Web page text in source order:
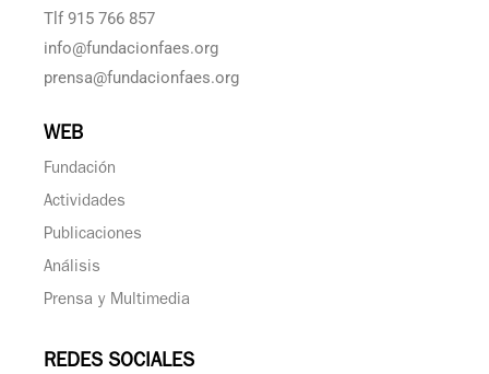
Tlf 915 766 857
info@fundacionfaes.org
prensa@fundacionfaes.org
WEB
Fundación
Actividades
Publicaciones
Análisis
Prensa y Multimedia
REDES SOCIALES